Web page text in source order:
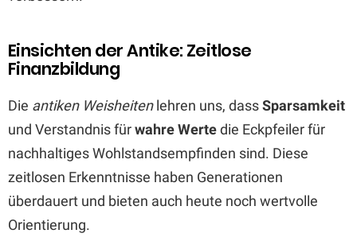
Einsichten der Antike: Zeitlose
Finanzbildung
Die antiken Weisheitenlehren uns, dassSparsamkeit
und Verstandnis fürwahre Wertedie Eckpfeiler für
nachhaltiges Wohlstandsempfinden sind. Diese
zeitlosen Erkenntnisse haben Generationen
überdauert und bieten auch heute noch wertvolle
Orientierung.